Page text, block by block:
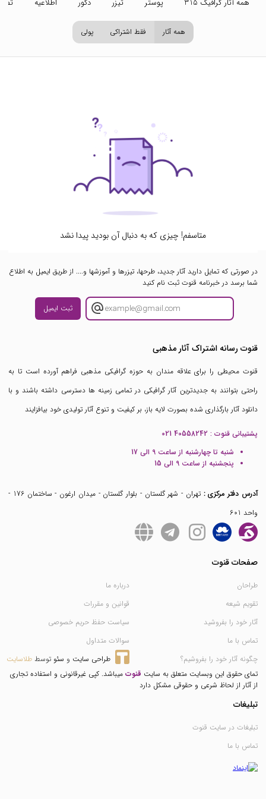
همه آثار گرافیک 315 پوستر تیزر دکور اطلاعیه
همه آثار فقط اشتراکی پولی
متاسفم! چیزی که به دنبال آن بودید پیدا نشد
در صورتی که تمایل دارید آثار جدید، طرحها، تیزرها و آموزشها و.... از طریق ایمیل به اطلاع
شما برسد در خبرنامه قنوت ثبت نام کنید
ثبت ایمیل
قنوت رسانه اشتراک آثار مذهبی
قنوت محیطی را برای علاقه مندان به حوزه گرافیکی مذهبی فراهم آورده است تا به
راحتی بتوانند به جدیدترین آثار گرافیکی در تمامی زمینه ها دسترسی داشته باشند و با
دانلود آثار بارگذاری شده بصورت لایه باز، بر کیفیت و تنوع آثار تولیدی خود بیافزایند
پشتیبانی قنوت : 021 40558242
شنبه تا چهارشنبه از ساعت 9 الی 17
پنجشنبه از ساعت 9 الی 15
آدرس دفتر مرکزی :
تهران - شهر گلستان - بلوار گلستان - میدان ارغون - ساختمان 176 -
واحد 601
صفحات قنوت
طراحان
تقویم شیعه
آثار خود را بفروشید
تماس با ما
چگونه آثار خود را بفروشیم؟
درباره ما
قوانین و مقررات
سیاست حفظ حریم خصوصی
سوالات متداول
طراحی سایت و سئو توسط طلاسایت
تمای حقوق این وبسایت متعلق به سایت قنوت میباشد. کپی غیرقانونی و استفاده تجاری
از آثار از لحاظ شرعی و حقوقی مشکل دارد
تبلیغات
تبلیغات در سایت قنوت
تماس با ما